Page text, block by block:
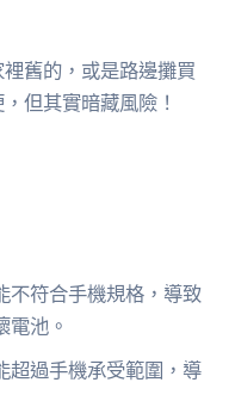
舊的，或是路邊攤買
但其實暗藏風險！
不符合手機規格，導致
電池。
超過手機承受範圍，導